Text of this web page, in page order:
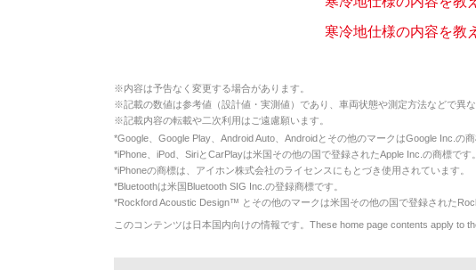
寒冷地仕様の内容を教
※内容は予告なく変更する場合があります。
※記載の数値は参考値（設計値・実測値）であり、車両状態や測定方法などで異な
※記載内容の転載や二次利用はご遠慮願います。
*Google、Google Play、Android Auto、Androidとその他のマークはGoogle Inc.の商
*iPhone、iPod、SiriとCarPlayは米国その他の国で登録されたApple Inc.の商標です。
*iPhoneの商標は、アイホン株式会社のライセンスにもとづき使用されています。
*Bluetoothは米国Bluetooth SIG Inc.の登録商標です。
*Rockford Acoustic Design™ とその他のマークは米国その他の国で登録された
このコンテンツは日本国内向けの情報です。These home page contents apply to